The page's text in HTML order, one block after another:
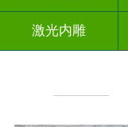
激光内雕